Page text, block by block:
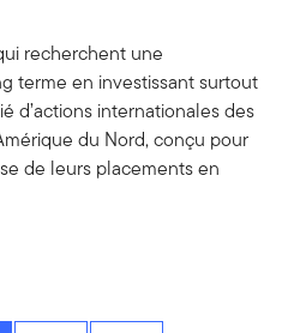
recherchent une
terme en investissant surtout
d’actions internationales des
du Nord, conçu pour
de leurs placements en